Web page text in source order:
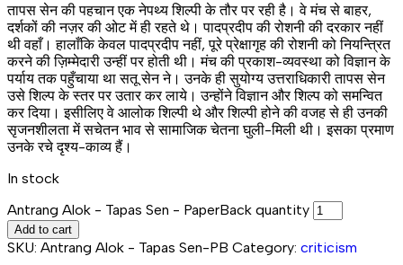
तापस सेन की पहचान एक नेपथ्य शिल्पी के तौर पर रही है। वे मंच से बाहर,
दर्शकों की नज़र की ओट में ही रहते थे। पादप्रदीप की रोशनी की दरकार नहीं
थी वहाँ। हालाँकि केवल पादप्रदीप नहीं, पूरे प्रेक्षागृह की रोशनी को नियन्त्रित
करने की ज़िम्मेदारी उन्हीं पर होती थी। मंच की प्रकाश-व्यवस्था को विज्ञान के
पर्याय तक पहुँचाया था सतू सेन ने। उनके ही सुयोग्य उत्तराधिकारी तापस सेन
उसे शिल्प के स्तर पर उतार कर लाये। उन्‍होंने विज्ञान और शिल्प को समन्वित
कर दिया। इसीलिए वे आलोक शिल्पी थे और शिल्पी होने की वजह से ही उनकी
सृजनशीलता में सचेतन भाव से सामाजिक चेतना घुली-मिली थी। इसका प्रमाण
उनके रचे दृश्य-काव्य हैं।
In stock
Antrang Alok - Tapas Sen - PaperBack quantity
Add to cart
SKU: Antrang Alok - Tapas Sen-PB Category: criticism